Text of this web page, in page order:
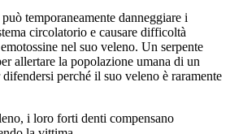
temporaneamente danneggiare i
circolatorio e causare difficoltà
nel suo veleno. Un serpente
allertare la popolazione umana di un
perché il suo veleno è raramente
i loro forti denti compensano